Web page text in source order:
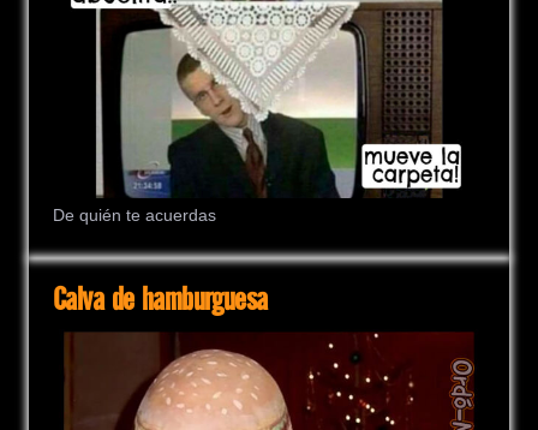
De quién te acuerdas
Calva de hamburguesa